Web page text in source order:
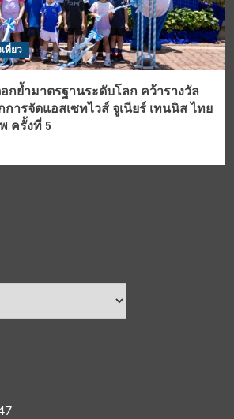
ที่ยว
ย้ำมาตรฐานระดับโลก คว้ารางวัล
การจัดแอสเซทไวส์ จูเนียร์ เทนนิส ไทย
ครั้งที่ 5